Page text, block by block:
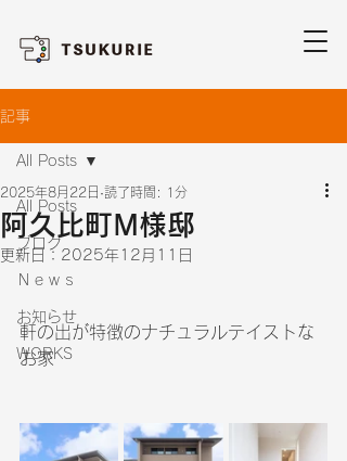
記事
All Posts
ブログ
Ｎｅｗｓ
お知らせ
WORKS
All Posts
阿久比町M様邸
2025年8月22日 読了時間: 1分
更新日： 2025年12月11日
軒の出が特徴のナチュラルテイストな
お家